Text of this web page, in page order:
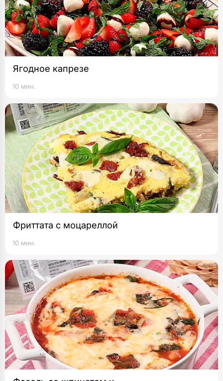
Ягодное капрезе
10 мин.
Фриттата с моцареллой
10 мин.